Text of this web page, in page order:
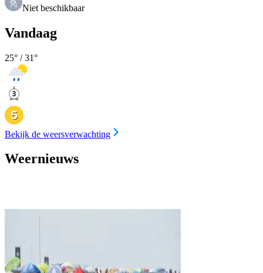
Niet beschikbaar
Vandaag
25° /31°
Bekijk de weersverwachting
Weernieuws